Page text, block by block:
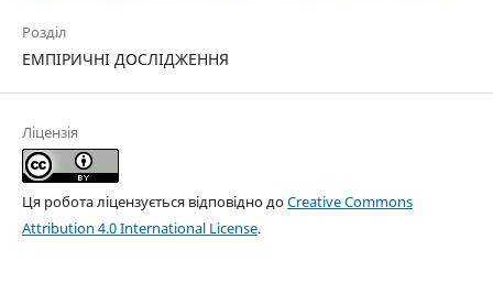
Розділ
ЕМПІРИЧНІ ДОСЛІДЖЕННЯ
Ліцензія
Ця робота ліцензується відповідно доCreative Commons
Attribution 4.0 International License.